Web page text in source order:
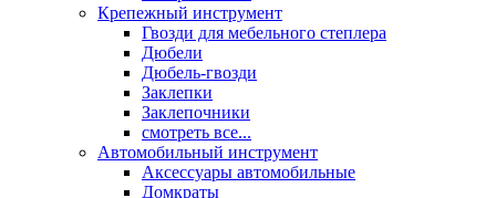
Крепежный инструмент
Гвозди для мебельного степлера
Дюбели
Дюбель-гвозди
Заклепки
Заклепочники
смотреть все...
Автомобильный инструмент
Аксессуары автомобильные
Домкраты